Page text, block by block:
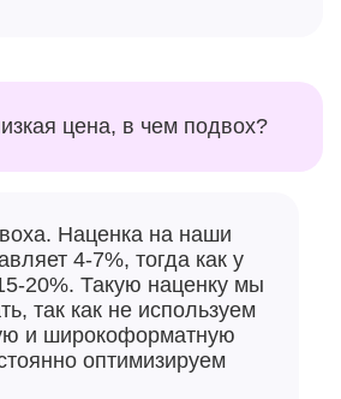
цена, в чем подвох?
Наценка на наши
4-7%, тогда как у
20%. Такую наценку мы
так как не используем
и широкоформатную
оптимизируем